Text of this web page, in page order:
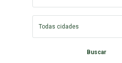
Todas cidades
Buscar